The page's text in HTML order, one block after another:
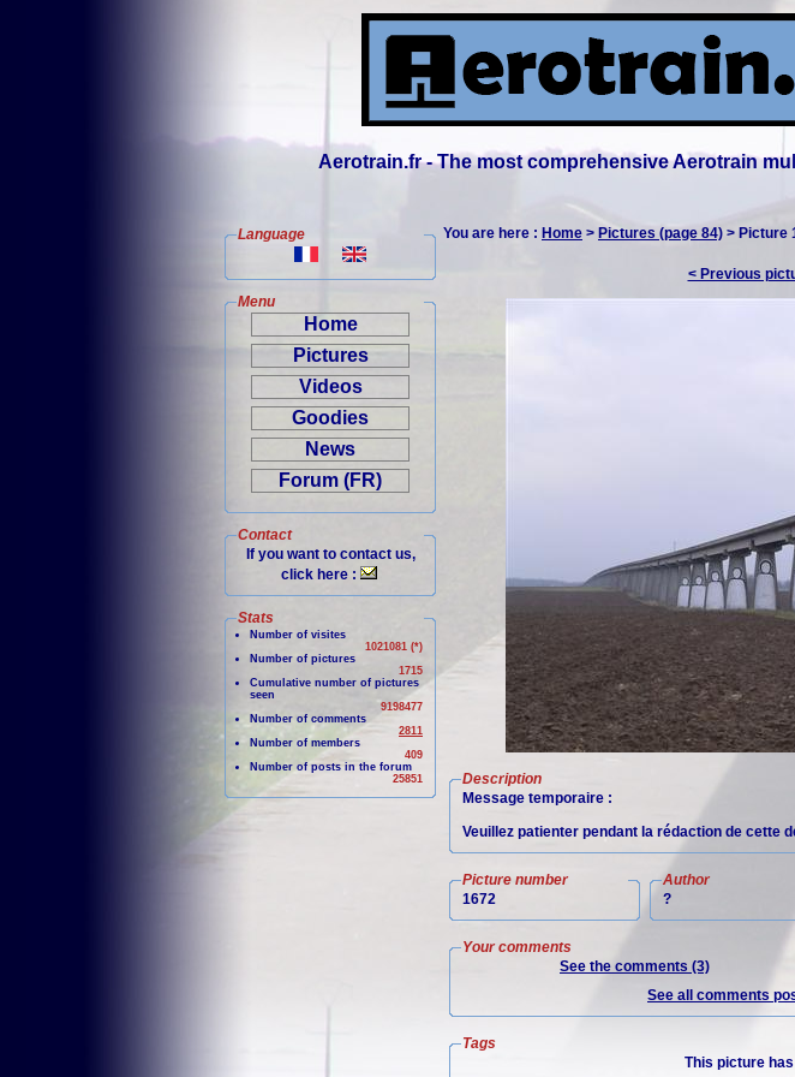
Aerotrain.fr - The most comprehensive Aerotrain
Language
Menu
Home
Pictures
Videos
Goodies
News
Forum (FR)
Contact
If you want to contact us,
click here :
Stats
Number of visites
1021081 (*)
Number of pictures
1715
Cumulative number of pictures
seen
9198477
Number of comments
2811
Number of members
409
Number of posts in the forum
25851
You are here : Home > Pictures (page 84) > Picture
< Previous
Description
Message temporaire :
Veuillez patienter pendant la rédaction de cette
Picture number
1672
Author
?
Your comments
See the comments (3)
See all comments
Tags
This picture